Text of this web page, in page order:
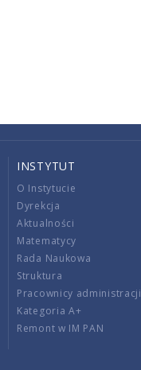
INSTYTUT
O Instytucie
Dyrekcja
Aktualności
Matematycy
Rada Naukowa
Struktura
Pracownicy administracji
Kategoria A+
Remont w IM PAN